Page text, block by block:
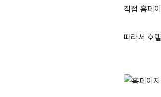
직접 홈페
따라서 호